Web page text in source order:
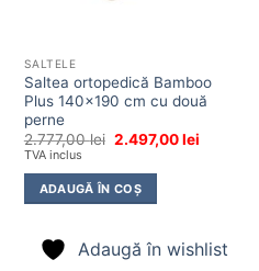
lei.
SALTELE
Saltea ortopedică Bamboo
Plus 140×190 cm cu două
perne
2.777,00lei Prețul
fost:
2.777,00 lei.
2.497,00leiPrețul
TVA inclus
ADAUGĂ ÎN COȘ
Adaugă în wishlist